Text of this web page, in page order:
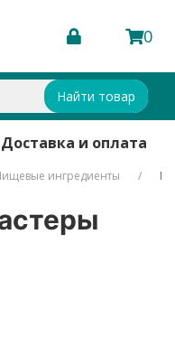
0
Найти товар
Доставка и оплата
ингредиенты